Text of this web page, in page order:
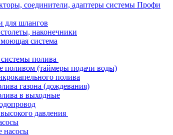
соединители, адаптеры системы Профи
для шлангов
наконечники
система
полива
поливом (таймеры подачи воды)
полива
газона (дождевания)
в выходные
давления
насосы